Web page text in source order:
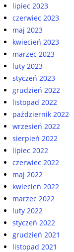
lipiec 2023
czerwiec 2023
maj 2023
kwiecień 2023
marzec 2023
luty 2023
styczeń 2023
grudzień 2022
listopad 2022
październik 2022
wrzesień 2022
sierpień 2022
lipiec 2022
czerwiec 2022
maj 2022
kwiecień 2022
marzec 2022
luty 2022
styczeń 2022
grudzień 2021
listopad 2021